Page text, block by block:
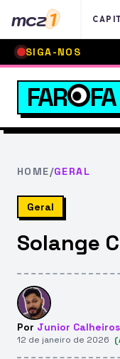
mcz1
SIGA-NOS
FAR FA
HOME/GERAL
Geral
Solange
Por Junior Calheiros
12 de janeiro de 2026